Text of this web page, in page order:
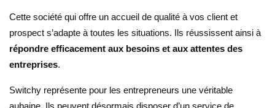
Cette société qui offre un accueil de qualité à vos client et
prospect s’adapte à toutes les situations. Ils réussissent ainsi à
répondre efficacement aux besoins et aux attentes des
entreprises.
Switchy représente pour les entrepreneurs une véritable